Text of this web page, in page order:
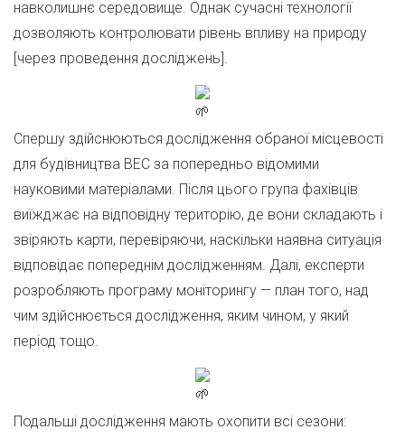
навколишнє середовище. Однак сучасні технології
дозволяють контролювати рівень впливу на природу
[через проведення досліджень].
Спершу здійснюються дослідження обраної місцевості
для будівництва ВЕС за попередньо відомими
науковими матеріалами. Після цього група фахівців
виїжджає на відповідну територію, де вони складають і
звіряють карти, перевіряючи, наскільки наявна ситуація
відповідає попереднім дослідженням. Далі, експерти
розробляють програму моніторингу — план того, над
чим здійснюється дослідження, яким чином, у який
період тощо.
Подальші дослідження мають охопити всі сезони: